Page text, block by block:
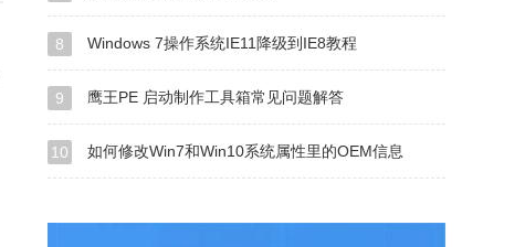
8 Windows 7操作系统IE11降级到IE8教程
9 鹰王PE 启动制作工具箱常见问题解答
10 如何修改Win7和Win10系统属性里的OEM信息